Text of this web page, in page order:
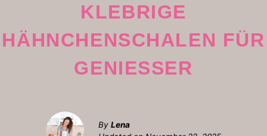
KLEBRIGE
HÄHNCHENSCHALEN FÜR
GENIESSER
By Lena